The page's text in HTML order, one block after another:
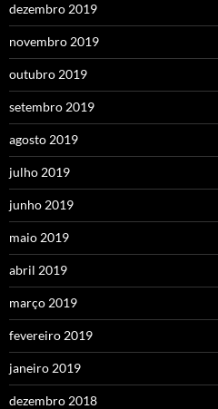
dezembro 2019
novembro 2019
outubro 2019
setembro 2019
agosto 2019
julho 2019
junho 2019
maio 2019
abril 2019
março 2019
fevereiro 2019
janeiro 2019
dezembro 2018